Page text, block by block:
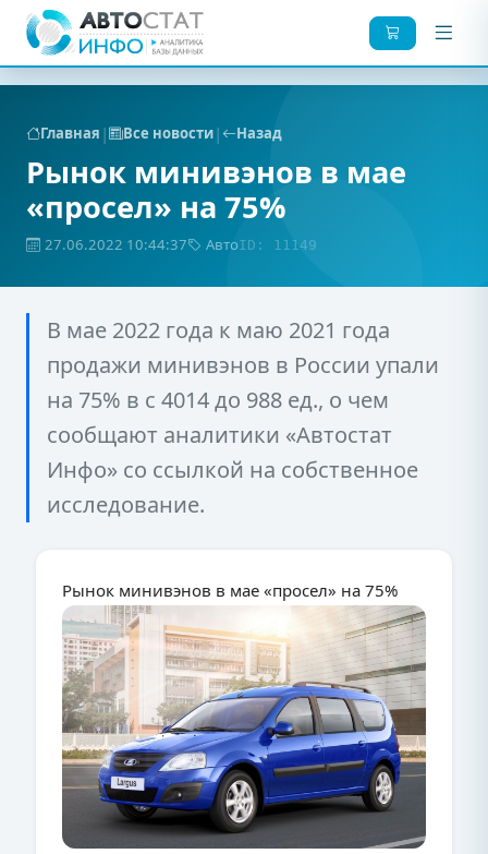
Главная | Все новости| Назад
Рынок минивэнов в мае
«просел» на 75%
27.06.2022 10:44:37 АвтоID: 11149
В мае 2022 года к маю 2021 года
продажи минивэнов в России упали
на 75% в с 4014 до 988 ед., о чем
сообщают аналитики «Автостат
Инфо» со ссылкой на собственное
исследование.
Рынок минивэнов в мае «просел» на 75%